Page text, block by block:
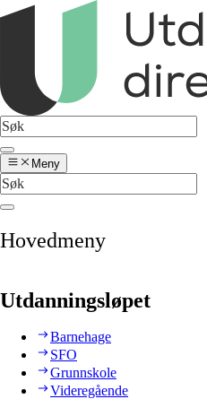
Meny
Hovedmeny
Utdanningsløpet
Barnehage
SFO
Grunnskole
Videregående